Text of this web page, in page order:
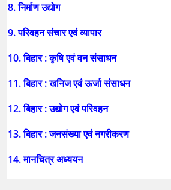
8. निर्माण उद्योग
9. परिवहन संचार एवं व्यापार
10. बिहार : कृषि एवं वन संसाधन
11. बिहार : खनिज एवं ऊर्जा संसाधन
12. बिहार : उद्योग एवं परिवहन
13. बिहार : जनसंख्या एवं नगरीकरण
14. मानचित्र अध्ययन